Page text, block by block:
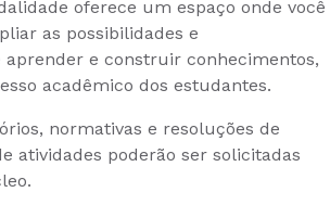
oferece um espaço onde você
as possibilidades e
aprender e construir conhecimentos,
acadêmico dos estudantes.
normativas e resoluções de
atividades poderão ser solicitadas